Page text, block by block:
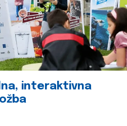
interaktivna